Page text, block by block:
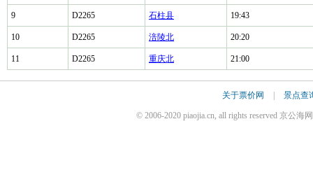
9 D2265 石柱县 19:43
10 D2265 涪陵北 20:20
11 D2265 重庆北 21:00
关于票价网 景点查
© 2006-2020 piaojia.cn, all rights reserved 京公海